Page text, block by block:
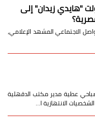
"هايدي زيدان" إلى
الاجتماعي المشهد الإعلامي،
عطية مدير مكتب الدقهلية
الانتهازية ا…